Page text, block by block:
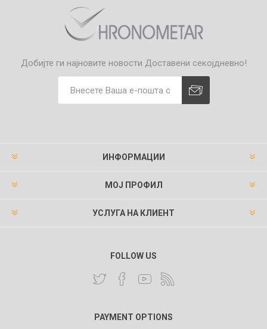
Добијте ги најновите новости Доставени секојдневно!
ИНФОРМАЦИИ
МОЈ ПРОФИЛ
УСЛУГА НА КЛИЕНТ
FOLLOW US
PAYMENT OPTIONS